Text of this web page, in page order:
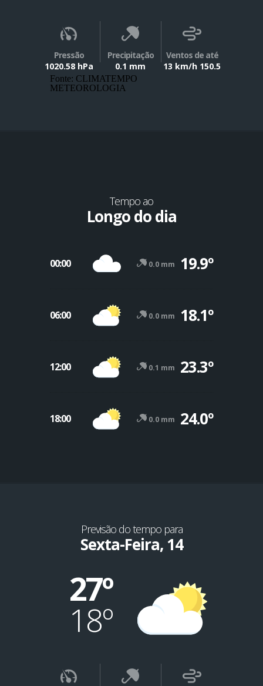
Pressão
1020.58 hPa
Precipitação
0.1 mm
Ventos de até
13 km/h 150.5
Fonte: CLIMATEMPO
METEOROLOGIA
Tempo ao
Longo do dia
00:00 0.0 mm 19.9º
06:00 0.0 mm 18.1º
12:00 0.1 mm 23.3º
18:00 0.0 mm 24.0º
Previsão do tempo para
Sexta-Feira, 14
27º
18º